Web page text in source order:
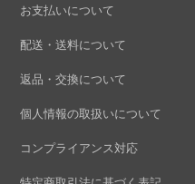
お支払いについて
配送・送料について
返品・交換について
個人情報の取扱いについて
コンプライアンス対応